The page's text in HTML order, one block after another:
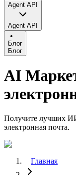
Agent API
Agent API
Блог
Блог
AI
Получите лучших
электронная почта.
Главная